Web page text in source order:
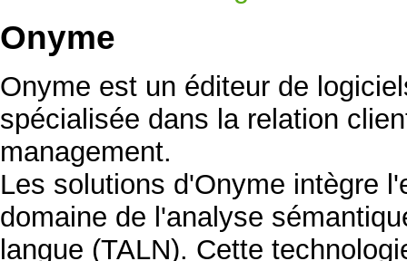
Onyme
Onyme est un éditeur de
spécialisée dans la relation
management.
Les solutions d'Onyme intègre
domaine de l'analyse
langue (TALN). Cette